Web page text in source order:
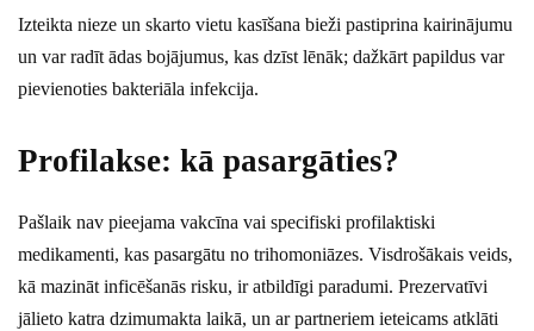
Izteikta nieze un skarto vietu kasīšana bieži pastiprina kairinājumu
un var radīt ādas bojājumus, kas dzīst lēnāk; dažkārt papildus var
pievienoties bakteriāla infekcija.
Profilakse: kā pasargāties?
Pašlaik nav pieejama vakcīna vai specifiski profilaktiski
medikamenti, kas pasargātu no trihomoniāzes. Visdrošākais veids,
kā mazināt inficēšanās risku, ir atbildīgi paradumi. Prezervatīvi
jālieto katra dzimumakta laikā, un ar partneriem ieteicams atklāti